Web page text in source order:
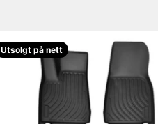
Utsolgt på nett